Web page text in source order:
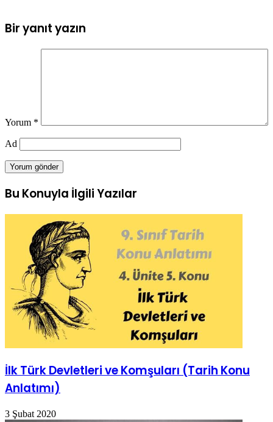
Bir yanıt yazın
Yorum *
Ad
Bu Konuyla İlgili Yazılar
İlk Türk Devletleri ve Komşuları (Tarih Konu
Anlatımı)
3 Şubat 2020